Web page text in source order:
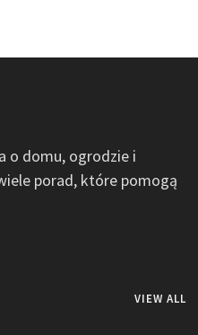
o domu, ogrodzie i
porad, które pomogą
VIEW ALL